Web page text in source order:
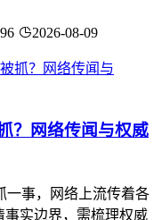
2026-08-09
？网络传闻与权威
一事，网络上流传着各
事实边界，需梳理权威